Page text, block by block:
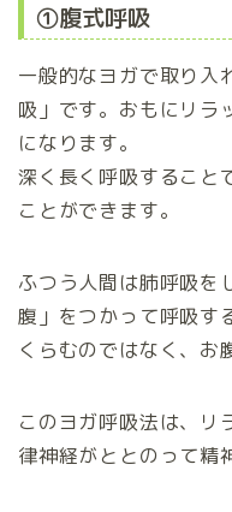
①腹式呼吸
一般的なヨガで取り入
吸」です。おもにリラ
になります。
深く長く呼吸すること
ことができます。
ふつう人間は肺呼吸を
腹」をつかって呼吸す
くらむのではなく、お
このヨガ呼吸法は、リ
律神経がととのって精